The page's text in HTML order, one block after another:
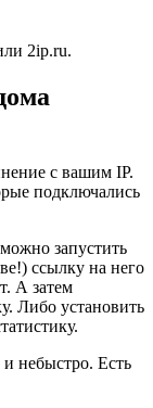
2ip.ru.
с вашим IP.
подключались
запустить
ссылку на него
А затем
Либо установить
небыстро. Есть